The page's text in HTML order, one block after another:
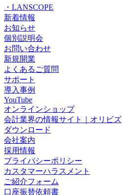
・LANSCOPE
新着情報
お知らせ
個別説明会
お問い合わせ
新規開業
よくあるご質問
サポート
導入事例
YouTube
オンラインショップ
会計業界の情報サイト｜オリビズ
ダウンロード
会社案内
採用情報
プライバシーポリシー
カスタマーハラスメント
ご紹介フォーム
口座振替依頼書